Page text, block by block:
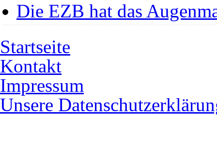
Die EZB hat das
Startseite
Kontakt
Impressum
Unsere